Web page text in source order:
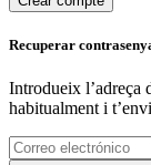
Recuperar
Introdueix l’adreça
habitualment i